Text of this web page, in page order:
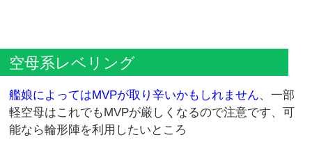
空母系レベリング
艦娘によってはMVPが取り辛いかもしれません、一部
軽空母はこれでもMVPが厳しくなるので注意です、可
能なら輪形陣を利用したいところ